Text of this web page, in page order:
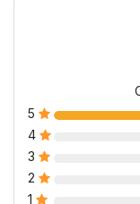
5
4
3
2
1